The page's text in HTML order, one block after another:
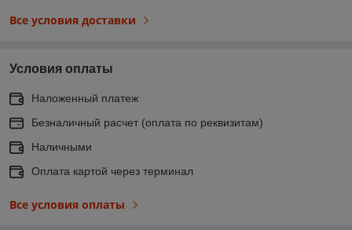
Все условия доставки
Условия оплаты
Наложенный платеж
Безналичный расчет (оплата по реквизитам)
Наличными
Оплата картой через терминал
Все условия оплаты